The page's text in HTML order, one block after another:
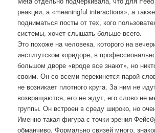
реакции, а «meaningful interactions», а
подниматься посты от тех, кого
системы, хочет слышать больше всего.
Это похоже на человека, которого на
институтском коридоре, в
большом дворе «вроде все знают», но
своим. Он со всеми перекинется парой
не возникает плотного круга. За ним не
возвращаются, его не ждут, его слово не
группы. Он встроен в среду широко, но
Именно такая фигура с точки зрения
обманчиво. Формально связей много,